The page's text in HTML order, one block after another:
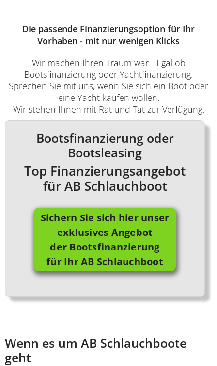
Die passende Finanzierungsoption für Ihr
Vorhaben - mit nur wenigen Klicks
Wir machen Ihren Traum war - Egal ob
Bootsfinanzierung oder Yachtfinanzierung.
Sprechen Sie mit uns, wenn Sie sich ein Boot oder
eine Yacht kaufen wollen.
Wir stehen Ihnen mit Rat und Tat zur Verfügung.
Bootsfinanzierung oder
Bootsleasing
Top Finanzierungsangebot
für AB Schlauchboot
Sichern Sie sich hier unser
exklusives Angebot
der Bootsfinanzierung
für Ihr AB Schlauchboot
Wenn es um AB Schlauchboote
geht